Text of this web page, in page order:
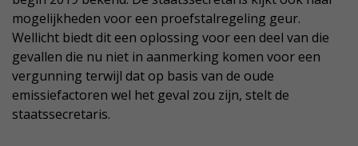
mogelijkheden voor een proefstalregeling geur.
Wellicht biedt dit een oplossing voor een deel van die
gevallen die nu niet in aanmerking komen voor een
vergunning terwijl dat op basis van de oude
emissiefactoren wel het geval zou zijn, stelt de
staatssecretaris.